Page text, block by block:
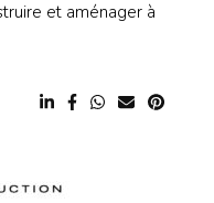
et aménager à